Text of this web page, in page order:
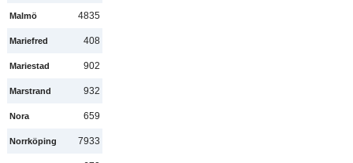
Malmö 4835
Mariefred 408
Mariestad 902
Marstrand 932
Nora 659
Norrköping 7933